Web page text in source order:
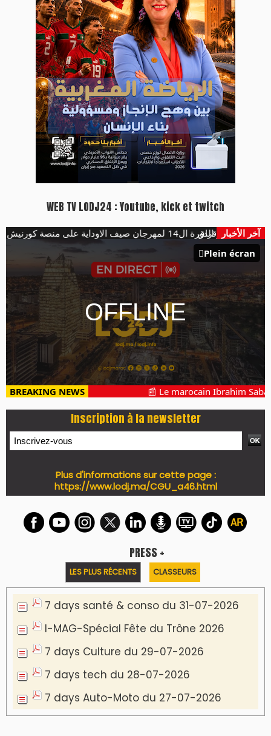
WEB TV LODJ24 : Youtube, kick et twitch
آخر الأخبار
هؤلاء يفتتحون الدورة ال14 لمهرجان صيف الاوداية على منصة كورنيش ابو رقراق
Plein écran
BREAKING NEWS 📰 Le marocain Ibrahim
Inscription à la newsletter
Plus d'informations sur cette page :
https://www.lodj.ma/CGU_a46.html
PRESS +
LES PLUS RÉCENTS CLASSEURS
7 days santé & conso du 31-07-2026
I-MAG-Spécial Fête du Trône 2026
7 days Culture du 29-07-2026
7 days tech du 28-07-2026
7 days Auto-Moto du 27-07-2026